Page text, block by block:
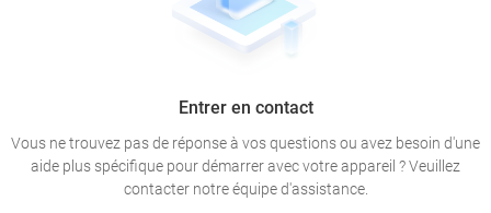
Entrer en contact
Vous ne trouvez pas de réponse à vos questions ou avez besoin d'une
aide plus spécifique pour démarrer avec votre appareil ? Veuillez
contacter notre équipe d'assistance.